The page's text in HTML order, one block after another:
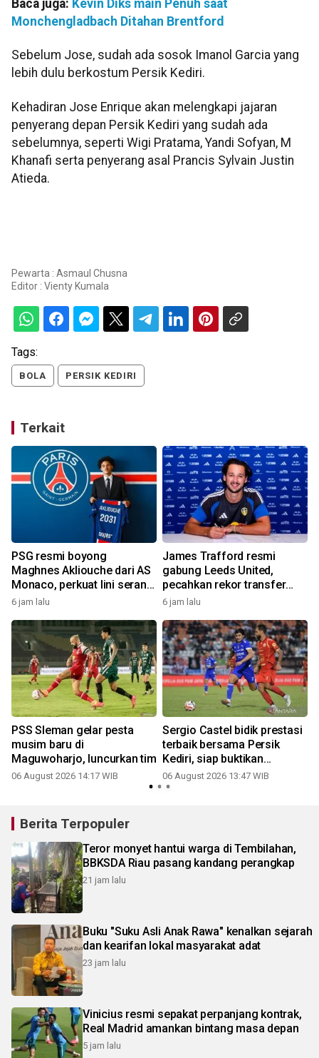
Baca juga: Kevin Diks main Penuh saat
Monchengladbach Ditahan Brentford
Sebelum Jose, sudah ada sosok Imanol Garcia yang
lebih dulu berkostum Persik Kediri.
Kehadiran Jose Enrique akan melengkapi jajaran
penyerang depan Persik Kediri yang sudah ada
sebelumnya, seperti Wigi Pratama, Yandi Sofyan, M
Khanafi serta penyerang asal Prancis Sylvain Justin
Atieda.
Pewarta : Asmaul Chusna
Editor : Vienty Kumala
Tags:
BOLA PERSIK KEDIRI
Terkait
PSG resmi boyong
Maghnes Akliouche dari AS
Monaco, perkuat lini serang
bertabur bintang
6 jam lalu
James Trafford resmi
gabung Leeds United,
pecahkan rekor transfer
termahal
6 jam lalu
PSS Sleman gelar pesta
musim baru di
Maguwoharjo, luncurkan tim
06 August 2026 14:17 WIB
Sergio Castel bidik prestasi
terbaik bersama Persik
Kediri, siap buktikan
ketajaman di musim baru
06 August 2026 13:47 WIB
Berita Terpopuler
Teror monyet hantui warga di Tembilahan,
BBKSDA Riau pasang kandang perangkap
21 jam lalu
Buku "Suku Asli Anak Rawa" kenalkan sejarah
dan kearifan lokal masyarakat adat
23 jam lalu
Vinicius resmi sepakat perpanjang kontrak,
Real Madrid amankan bintang masa depan
5 jam lalu